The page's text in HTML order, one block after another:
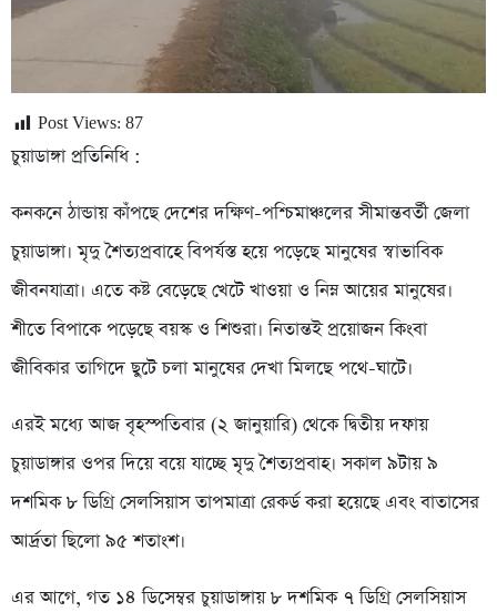
Post Views: 87
চুয়াডাঙ্গা প্রতিনিধি :
কনকনে ঠান্ডায় কাঁপছে দেশের দক্ষিণ-পশ্চিমাঞ্চলের সীমান্তবর্তী জেলা
চুয়াডাঙ্গা। মৃদু শৈত্যপ্রবাহে বিপর্যস্ত হয়ে পড়েছে মানুষের স্বাভাবিক
জীবনযাত্রা। এতে কষ্ট বেড়েছে খেটে খাওয়া ও নিম্ন আয়ের মানুষের।
শীতে বিপাকে পড়েছে বয়স্ক ও শিশুরা। নিতান্তই প্রয়োজন কিংবা
জীবিকার তাগিদে ছুটে চলা মানুষের দেখা মিলছে পথে-ঘাটে।
এরই মধ্যে আজ বৃহস্পতিবার (২ জানুয়ারি) থেকে দ্বিতীয় দফায়
চুয়াডাঙ্গার ওপর দিয়ে বয়ে যাচ্ছে মৃদু শৈত্যপ্রবাহ। সকাল ৯টায় ৯
দশমিক ৮ ডিগ্রি সেলসিয়াস তাপমাত্রা রেকর্ড করা হয়েছে এবং বাতাসের
আর্দ্রতা ছিলো ৯৫ শতাংশ।
এর আগে, গত ১৪ ডিসেম্বর চুয়াডাঙ্গায় ৮ দশমিক ৭ ডিগ্রি সেলসিয়াস